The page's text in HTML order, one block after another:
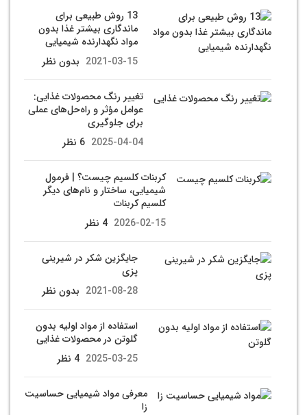
13 روش طبیعی برای
ماندگاری بیشتر غذا بدون
مواد نگهدارنده شیمیایی
2021-03-15 بدون نظر
تغییر رنگ محصولات غذایی:
عوامل مؤثر و راه‌حل‌های عملی
برای جلوگیری
2025-04-04 6 نظر
کربنات کلسیم چیست؟ | فرمول
شیمیایی، ساختار و نام‌های دیگر
کلسیم کربنات
2026-02-15 4 نظر
جایگزین شکر در شیرینی
پزی
2021-08-28 بدون نظر
استفاده از مواد اولیه بدون
گلوتن در محصولات غذایی
2025-03-25 4 نظر
معرفی مواد شیمیایی حساسیت
زا